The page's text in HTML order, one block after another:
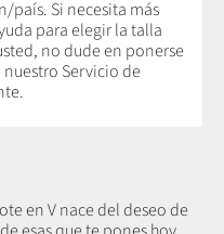
país. Si necesita más
para elegir la talla
no dude en ponerse
Servicio de
en V nace del deseo de